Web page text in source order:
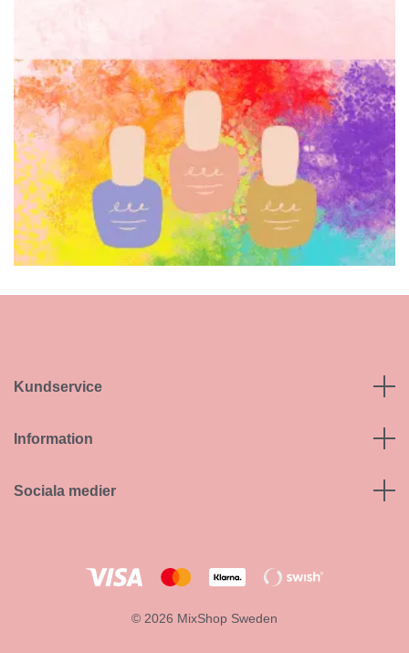
Kundservice
Information
Sociala medier
© 2026 MixShop Sweden